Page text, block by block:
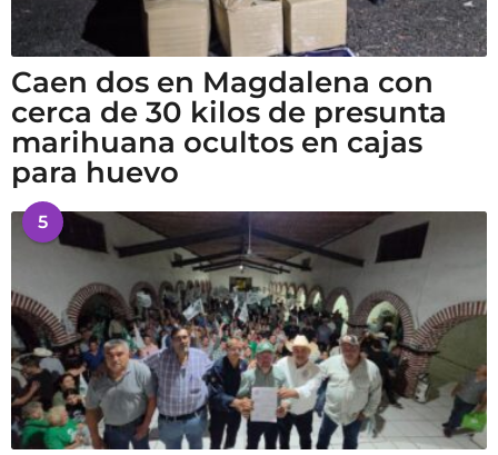
Caen dos en Magdalena con
cerca de 30 kilos de presunta
marihuana ocultos en cajas
para huevo
5